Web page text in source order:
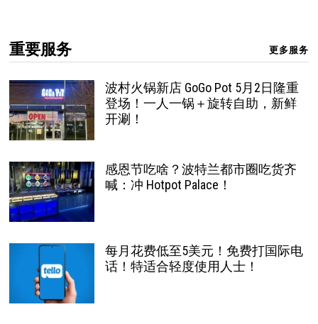
重要服务 更多服务
波村火锅新店 GoGo Pot 5月2日隆重
登场！一人一锅＋旋转自助，新鲜
开涮！
感恩节吃啥？波特兰都市圈吃货齐
喊：冲 Hotpot Palace！
每月花费低至5美元！免费打国际电
话！特适合轻度使用人士！